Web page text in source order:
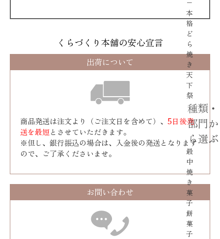
−
本
格
ど
ら
焼
き
天
下
祭
種類・
部門か
ら選ぶ
最
中
焼
き
菓
子
餅
菓
子
くらづくり本舗の安心宣言
出荷について
商品発送は注文より（ご注文日を含めて）、 5日後発
送を最短とさせていただきます。
※但し、銀行振込の場合は、入金後の発送となります
ので、ご了承くださいませ。
お問い合わせ